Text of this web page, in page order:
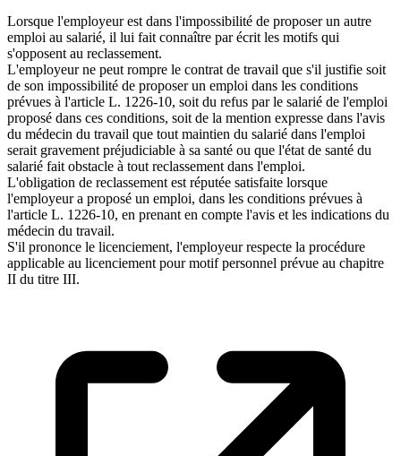
Lorsque l'employeur est dans l'impossibilité de proposer un autre
emploi au salarié, il lui fait connaître par écrit les motifs qui
s'opposent au reclassement.
L'employeur ne peut rompre le contrat de travail que s'il justifie soit
de son impossibilité de proposer un emploi dans les conditions
prévues à l'article L. 1226-10, soit du refus par le salarié de l'emploi
proposé dans ces conditions, soit de la mention expresse dans l'avis
du médecin du travail que tout maintien du salarié dans l'emploi
serait gravement préjudiciable à sa santé ou que l'état de santé du
salarié fait obstacle à tout reclassement dans l'emploi.
L'obligation de reclassement est réputée satisfaite lorsque
l'employeur a proposé un emploi, dans les conditions prévues à
l'article L. 1226-10, en prenant en compte l'avis et les indications du
médecin du travail.
S'il prononce le licenciement, l'employeur respecte la procédure
applicable au licenciement pour motif personnel prévue au chapitre
II du titre III.